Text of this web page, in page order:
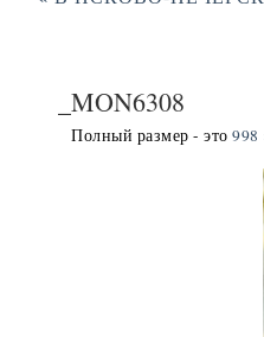
_MON6308
Полный размер - это 998